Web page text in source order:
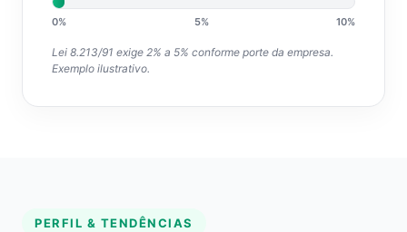
0% 5% 10%
Lei 8.213/91 exige 2% a 5% conforme porte da empresa.
Exemplo ilustrativo.
PERFIL & TENDÊNCIAS